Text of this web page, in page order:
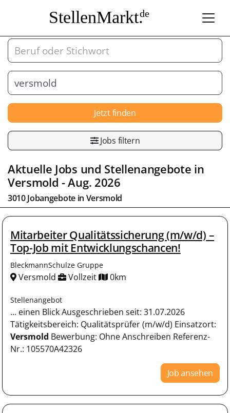
StellenMarkt.de
Jetzt finden
Jobs filtern
Aktuelle Jobs und Stellenangebote in
Versmold - Aug. 2026
3010 Jobangebote in Versmold
Mitarbeiter Qualitätssicherung (m/w/d) –
Top-Job mit Entwicklungschancen!
BleckmannSchulze Gruppe
Versmold Vollzeit 0km
Stellenangebot
... einen Blick Ausgeschrieben seit: 31.07.2026
Tätigkeitsbereich: Qualitätsprüfer (m/w/d) Einsatzort:
Versmold Bewerbung: Ohne Anschreiben Referenz-
Nr.: 105570A42326
Job ansehen